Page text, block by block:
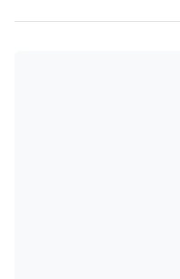
suspeita e no flagrante